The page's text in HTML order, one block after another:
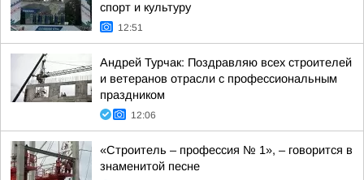
спорт и культуру
12:51
Андрей Турчак: Поздравляю всех строителей
и ветеранов отрасли с профессиональным
праздником
12:06
«Строитель – профессия № 1», – говорится в
знаменитой песне